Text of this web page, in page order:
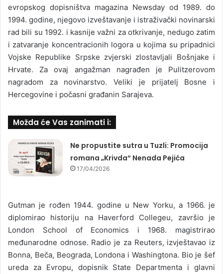
evropskog dopisništva magazina Newsday od 1989. do
1994. godine, njegovo izveštavanje i istraživački novinarski
rad bili su 1992. i kasnije važni za otkrivanje, nedugo zatim
i zatvaranje koncentracionih logora u kojima su pripadnici
Vojske Republike Srpske zvjerski zlostavljali Bošnjake i
Hrvate. Za ovaj angažman nagrađen je Pulitzerovom
nagradom za novinarstvo. Veliki je prijatelj Bosne i
Hercegovine i počasni građanin Sarajeva.
Možda će Vas zanimati i:
Ne propustite sutra u Tuzli: Promocija
romana „Krivda“ Nenada Pejića
17/04/2026
Gutman je rođen 1944. godine u New Yorku, a 1966. je
diplomirao historiju na Haverford Collegeu, završio je
London School of Economics i 1968. magistrirao
međunarodne odnose. Radio je za Reuters, izvještavao iz
Bonna, Beča, Beograda, Londona i Washingtona. Bio je šef
ureda za Evropu, dopisnik State Departmenta i glavni